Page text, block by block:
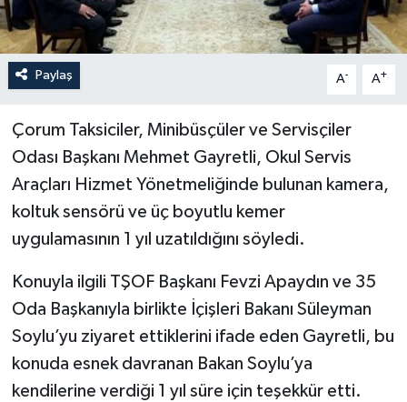
Paylaş A- A+
Çorum Taksiciler, Minibüsçüler ve Servisçiler
Odası Başkanı Mehmet Gayretli, Okul Servis
Araçları Hizmet Yönetmeliğinde bulunan kamera,
koltuk sensörü ve üç boyutlu kemer
uygulamasının 1 yıl uzatıldığını söyledi.
Konuyla ilgili TŞOF Başkanı Fevzi Apaydın ve 35
Oda Başkanıyla birlikte İçişleri Bakanı Süleyman
Soylu’yu ziyaret ettiklerini ifade eden Gayretli, bu
konuda esnek davranan Bakan Soylu’ya
kendilerine verdiği 1 yıl süre için teşekkür etti.